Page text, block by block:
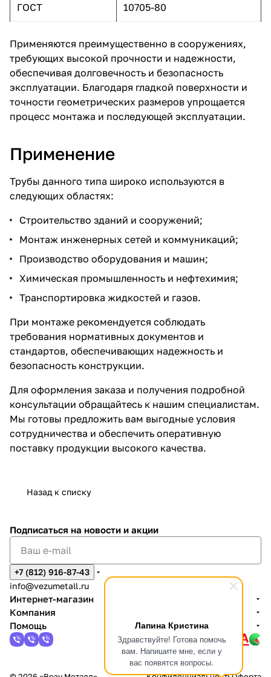
Лапина Кристина
Здравствуйте! Готова помочь
вам. Напишите мне, если у
вас появятся вопросы.
ГОСТ 10705-80
Применяются преимущественно в сооружениях,
требующих высокой прочности и надежности,
обеспечивая долговечность и безопасность
эксплуатации. Благодаря гладкой поверхности и
точности геометрических размеров упрощается
процесс монтажа и последующей эксплуатации.
Применение
Трубы данного типа широко используются в
следующих областях:
Строительство зданий и сооружений;
Монтаж инженерных сетей и коммуникаций;
Производство оборудования и машин;
Химическая промышленность и нефтехимия;
Транспортировка жидкостей и газов.
При монтаже рекомендуется соблюдать
требования нормативных документов и
стандартов, обеспечивающих надежность и
безопасность конструкции.
Для оформления заказа и получения подробной
консультации обращайтесь к нашим специалистам.
Мы готовы предложить вам выгодные условия
сотрудничества и обеспечить оперативную
поставку продукции высокого качества.
Назад к списку
Подписаться на новости и акции
+7 (812) 916-87-43
info@vezumetall.ru
Интернет-магазин
Компания
Помощь